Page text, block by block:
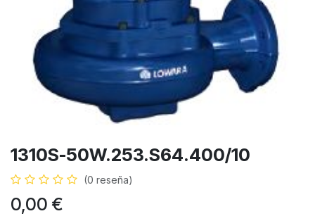
1310S-50W.253.S64.400/10
(0 reseña)
0,00 €